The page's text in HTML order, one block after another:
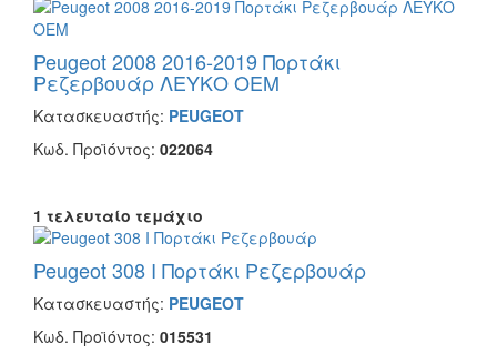
Peugeot 2008 2016-2019 Πορτάκι
Ρεζερβουάρ ΛΕΥΚΟ OEM
Κατασκευαστής: PEUGEOT
Κωδ. Προϊόντος: 022064
1 τελευταίο τεμάχιο
Peugeot 308 I Πορτάκι Ρεζερβουάρ
Κατασκευαστής: PEUGEOT
Κωδ. Προϊόντος: 015531